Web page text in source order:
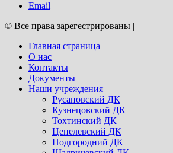
Email
© Все права зарегестрированы |
Главная страница
О нас
Контакты
Документы
Наши учреждения
Русановский ДК
Кузнецовский ДК
Тохтинский ДК
Цепелевский ДК
Подгородний ДК